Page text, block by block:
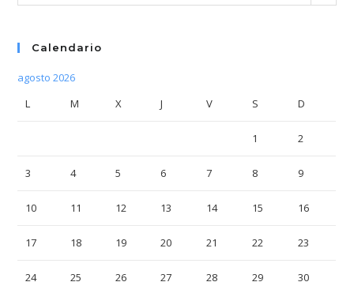
Calendario
agosto 2026
L
M X J V S D
1 2
3 4 5 6 7 8 9
10 11 12 13 14 15 16
17 18 19 20 21 22 23
24 25 26 27 28 29 30